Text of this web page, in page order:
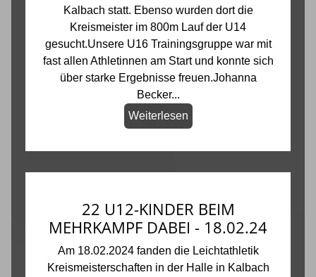
Kalbach statt. Ebenso wurden dort die
Kreismeister im 800m Lauf der U14
gesucht.Unsere U16 Trainingsgruppe war mit
fast allen Athletinnen am Start und konnte sich
über starke Ergebnisse freuen.Johanna
Becker...
Weiterlesen
22 U12-KINDER BEIM
MEHRKAMPF DABEI - 18.02.24
Am 18.02.2024 fanden die Leichtathletik
Kreismeisterschaften in der Halle in Kalbach